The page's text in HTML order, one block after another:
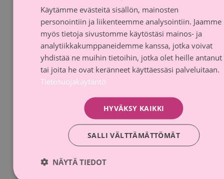
Kampanja-aika päättynyt
Käytämme evästeitä sisällön, mainosten
personointiin ja liikenteemme analysointiin. Jaamme
myös tietoja sivustomme käytöstäsi mainos- ja
analytiikkakumppaneidemme kanssa, jotka voivat
yhdistää ne muihin tietoihin, jotka olet heille antanut
tai joita he ovat keränneet käyttäessäsi palveluitaan.
Tietosuojakäytäntö
HYVÄKSY KAIKKI
SALLI VÄLTTÄMÄTTÖMÄT
NÄYTÄ TIEDOT